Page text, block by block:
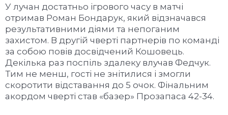
У лучан достатньо ігрового часу в матчі
отримав Роман Бондарук, який відзначався
результативними діями та непоганим
захистом. В другій чверті партнерів по команді
за собою повів досвідчений Кошовець.
Декілька раз поспіль здалеку влучав Федчук.
Тим не менш, гості не знітилися і змогли
скоротити відставання до 5 очок. Фінальним
акордом чверті став «базер» Прозапаса 42-34.